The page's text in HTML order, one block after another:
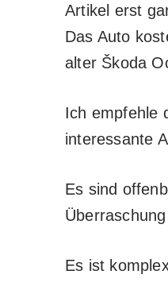
Artikel erst
Das Auto
alter Škoda
Ich empfehle
interessante
Es sind
Es ist